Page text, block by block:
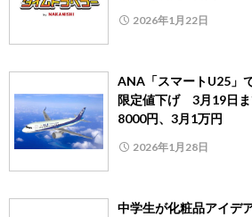
2026年1月22日
ANA「スマートU25」
限定値下げ 3月19日ま
8000円、3月1万円
2026年1月28日
中学生が化粧品アイデ